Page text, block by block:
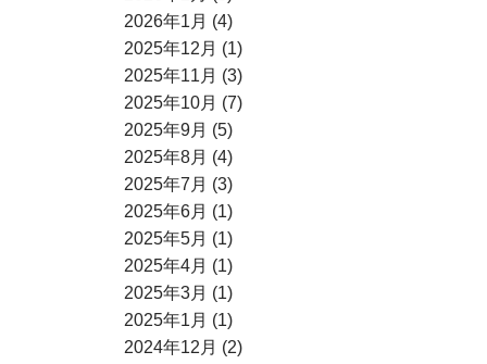
2026年1月 (4)
2025年12月 (1)
2025年11月 (3)
2025年10月 (7)
2025年9月 (5)
2025年8月 (4)
2025年7月 (3)
2025年6月 (1)
2025年5月 (1)
2025年4月 (1)
2025年3月 (1)
2025年1月 (1)
2024年12月 (2)